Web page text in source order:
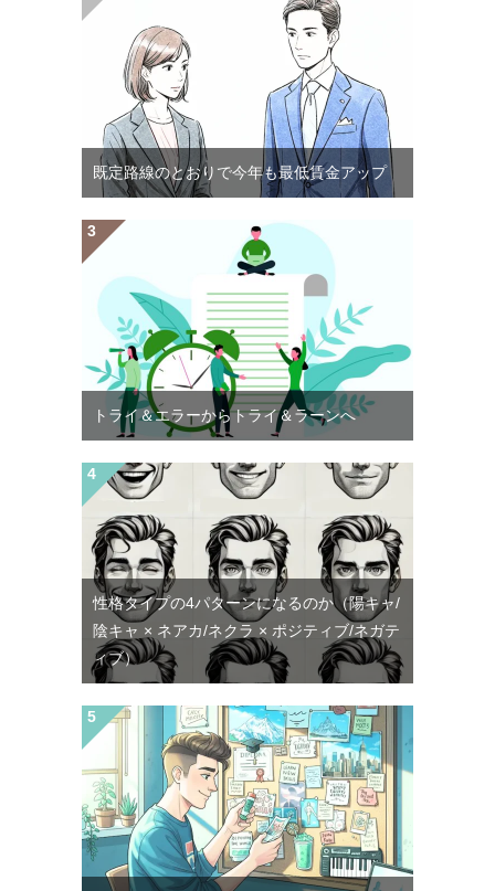
既定路線のとおりで今年も最低賃金アップ
トライ＆エラーからトライ＆ラーンへ
性格タイプの4パターンになるのか（陽キャ/
陰キャ × ネアカ/ネクラ × ポジティブ/ネガテ
ィブ）